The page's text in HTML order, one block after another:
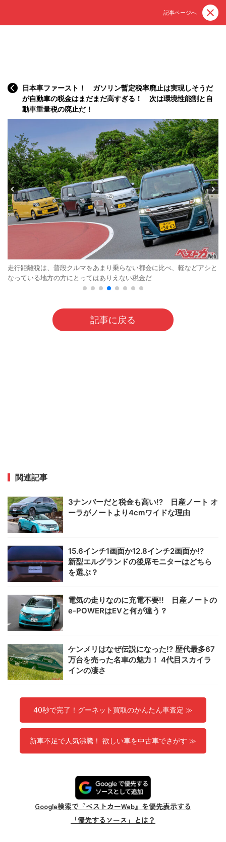
記事ページへ
日本車ファースト！ ガソリン暫定税率廃止は実現しそうだ
が自動車の税金はまだまだ高すぎる！ 次は環境性能割と自
動車重量税の廃止だ！
走行距離税は、普段クルマをあまり乗らない都会に比べ、軽などアシと
なっている地方の方にとってはありえない税金だ
記事に戻る
関連記事
3ナンバーだと税金も高い!? 日産ノート オ
ーラがノートより4cmワイドな理由
15.6インチ1画面か12.8インチ2画面か!?
新型エルグランドの後席モニターはどちら
を選ぶ？
電気の走りなのに充電不要!! 日産ノートの
e-POWERはEVと何が違う？
ケンメリはなぜ伝説になった!? 歴代最多67
万台を売った名車の魅力！ 4代目スカイラ
インの凄さ
40秒で完了！グーネット買取のかんたん車査定 ≫
新車不足で人気沸騰！ 欲しい車を中古車でさがす ≫
Google検索で『ベストカーWeb』を優先表示する
「優先するソース」とは？